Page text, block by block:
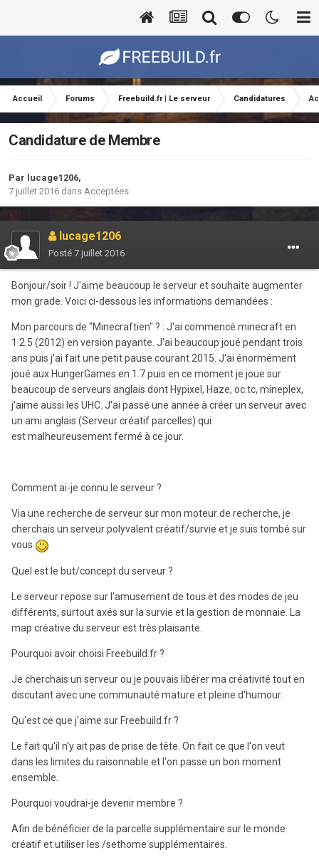
Accueil Forums Freebuild.fr | Le serveur Candidatures
Candidature de Membre
Par lucage1206,
7 juillet 2016 dans Acceptées
lucage1206
Posté 7 juillet 2016
Bonjour/soir ! J'aime beaucoup le serveur et souhaite augmenter
mon grade. Voici ci-dessous les informations demandées :
Mon parcours de "Minecraftien" ? : J'ai commencé minecraft en
1.2.5 (2012) en version payante. J'ai beaucoup joué pendant trois
ans puis j'ai fait une petit pause courant 2015. J'ai énormément
joué aux HungerGames en 1.7 puis en ce moment je joue sur
beaucoup de serveurs anglais dont Hypixel, Haze, oc.tc, mineplex,
j'aime aussi les UHC. J'ai passé une année à créer un serveur avec
un ami anglais (Serveur créatif parcelles) qui
est malheureusement fermé à ce jour.
Comment ai-je connu le serveur ?
Via une recherche de serveur sur mon moteur de recherche, je
cherchais un serveur polyvalent créatif/survie et je suis tombé sur
vous
Quel est le but/concept du serveur ?
Le serveur repose sur l'amusement de tous et des modes de jeu
différents, surtout axés sur la survie et la gestion de monnaie. La
map créative du serveur est très plaisante.
Pourquoi avoir choisi Freebuild.fr ?
Je cherchais un serveur ou je pouvais libérer ma créativité tout en
discutant avec une communauté mature et pleine d'humour.
Qu'est ce que j'aime sur Freebuild.fr ?
Le fait qu'il n'y ait pas de prise de tête. On fait ce que l'on veut
dans les limites du raisonnable et l'on passe un bon moment
ensemble.
Pourquoi voudrai-je devenir membre ?
Afin de bénéficier de la parcelle supplémentaire sur le monde
créatif et utiliser les /sethome supplémentaires.